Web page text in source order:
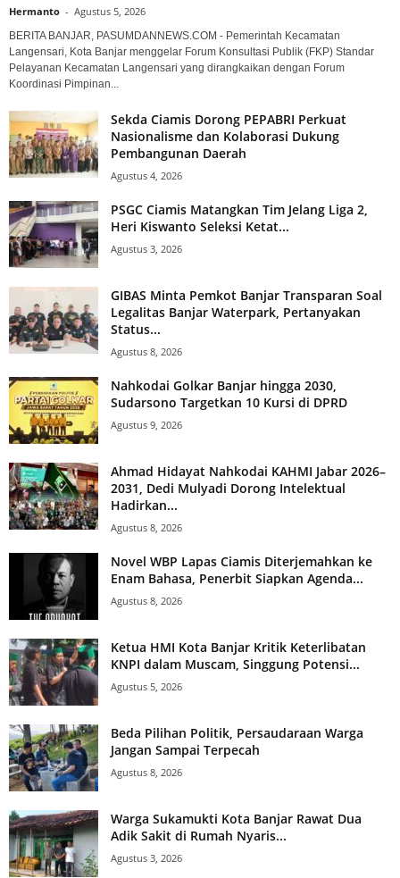
Hermanto - Agustus 5, 2026
BERITA BANJAR, PASUMDANNEWS.COM - Pemerintah Kecamatan
Langensari, Kota Banjar menggelar Forum Konsultasi Publik (FKP) Standar
Pelayanan Kecamatan Langensari yang dirangkaikan dengan Forum
Koordinasi Pimpinan...
Sekda Ciamis Dorong PEPABRI Perkuat
Nasionalisme dan Kolaborasi Dukung
Pembangunan Daerah
Agustus 4, 2026
PSGC Ciamis Matangkan Tim Jelang Liga 2,
Heri Kiswanto Seleksi Ketat...
Agustus 3, 2026
GIBAS Minta Pemkot Banjar Transparan Soal
Legalitas Banjar Waterpark, Pertanyakan
Status...
Agustus 8, 2026
Nahkodai Golkar Banjar hingga 2030,
Sudarsono Targetkan 10 Kursi di DPRD
Agustus 9, 2026
Ahmad Hidayat Nahkodai KAHMI Jabar 2026–
2031, Dedi Mulyadi Dorong Intelektual
Hadirkan...
Agustus 8, 2026
Novel WBP Lapas Ciamis Diterjemahkan ke
Enam Bahasa, Penerbit Siapkan Agenda...
Agustus 8, 2026
Ketua HMI Kota Banjar Kritik Keterlibatan
KNPI dalam Muscam, Singgung Potensi...
Agustus 5, 2026
Beda Pilihan Politik, Persaudaraan Warga
Jangan Sampai Terpecah
Agustus 8, 2026
Warga Sukamukti Kota Banjar Rawat Dua
Adik Sakit di Rumah Nyaris...
Agustus 3, 2026